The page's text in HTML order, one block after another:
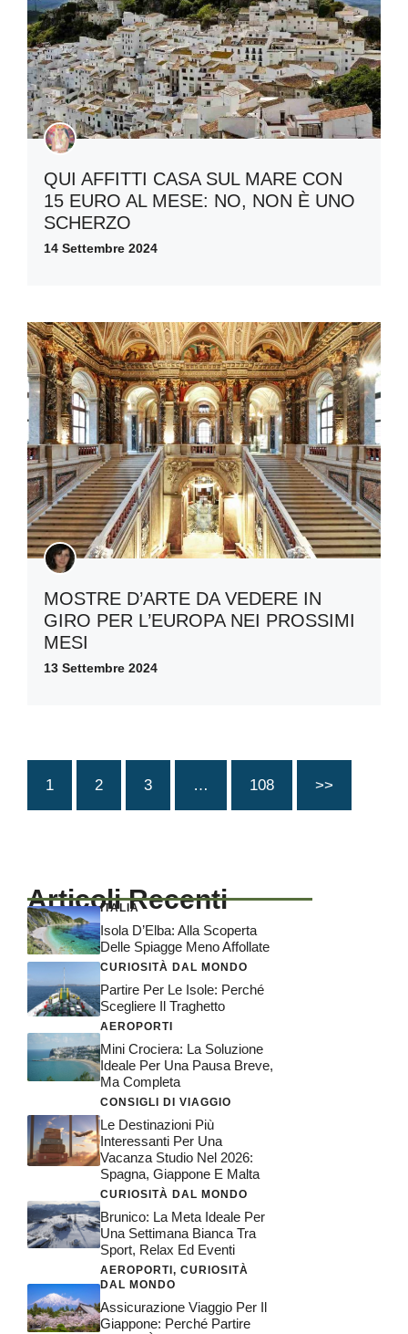
QUI AFFITTI CASA SUL MARE CON
15 EURO AL MESE: NO, NON È UNO
SCHERZO
14 Settembre 2024
MOSTRE D’ARTE DA VEDERE IN
GIRO PER L’EUROPA NEI PROSSIMI
MESI
13 Settembre 2024
1 2 3 … 108 >>
Articoli Recenti
ITALIA
Isola D’Elba: Alla Scoperta
Delle Spiagge Meno Affollate
CURIOSITÀ DAL MONDO
Partire Per Le Isole: Perché
Scegliere Il Traghetto
AEROPORTI
Mini Crociera: La Soluzione
Ideale Per Una Pausa Breve,
Ma Completa
CONSIGLI DI VIAGGIO
Le Destinazioni Più
Interessanti Per Una
Vacanza Studio Nel 2026:
Spagna, Giappone E Malta
CURIOSITÀ DAL MONDO
Brunico: La Meta Ideale Per
Una Settimana Bianca Tra
Sport, Relax Ed Eventi
AEROPORTI, CURIOSITÀ
DAL MONDO
Assicurazione Viaggio Per Il
Giappone: Perché Partire